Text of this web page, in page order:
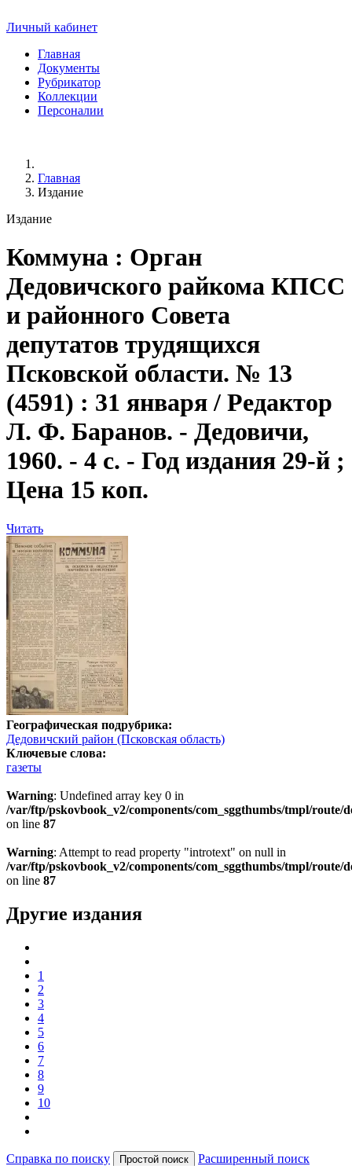
Личный кабинет
Главная
Документы
Рубрикатор
Коллекции
Персоналии
Главная
Издание
Издание
Коммуна : Орган
Дедовичского райкома КПСС
и районного Совета
депутатов трудящихся
Псковской области. № 13
(4591) : 31 января / Редактор
Л. Ф. Баранов. - Дедовичи,
1960. - 4 с. - Год издания 29-й ;
Цена 15 коп.
Читать
Географическая подрубрика:
Дедовичский район (Псковская область)
Ключевые слова:
газеты
Warning: Undefined array key 0 in
/var/ftp/pskovbook_v2/components/com_sggthumbs/tmpl/route/
on line 87
Warning: Attempt to read property "introtext" on null in
/var/ftp/pskovbook_v2/components/com_sggthumbs/tmpl/route/
on line 87
Другие издания
1
2
3
4
5
6
7
8
9
10
Справка по поиску
Расширенный поиск